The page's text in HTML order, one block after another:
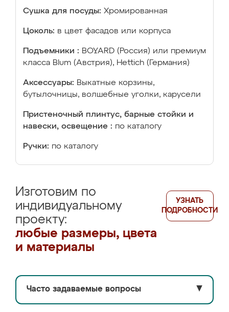
Сушка для посуды: Хромированная
Цоколь: в цвет фасадов или корпуса
Подъемники : BOYARD (Россия) или премиум
класса Blum (Австрия), Hettich (Германия)
Аксессуары: Выкатные корзины,
бутылочницы, волшебные уголки, карусели
Пристеночный плинтус, барные стойки и
навески, освещение : по каталогу
Ручки: по каталогу
Изготовим по
индивидуальному
проекту:
любые размеры, цвета
и материалы
УЗНАТЬ
ПОДРОБНОСТИ
Часто задаваемые вопросы ▼